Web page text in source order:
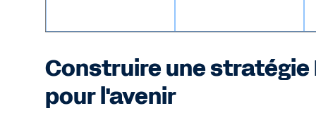
Construire une stratégie
pour l'avenir